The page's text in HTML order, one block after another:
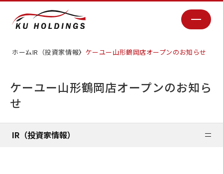
ホームIR（投資家情報） ケーユー山形鶴岡店オープンのお知らせ
ケーユー山形鶴岡店オープンのお知ら
せ
IR（投資家情報）